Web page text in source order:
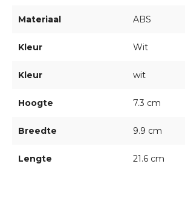
Materiaal ABS
Kleur Wit
Kleur wit
Hoogte 7.3 cm
Breedte 9.9 cm
Lengte 21.6 cm